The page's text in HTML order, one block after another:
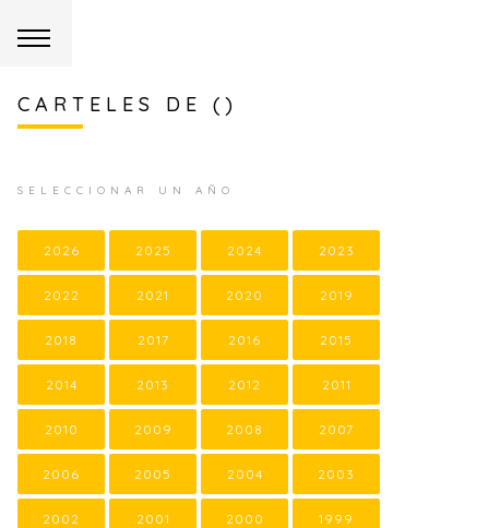
CARTELES DE ()
SELECCIONAR UN AÑO
2026 2025 2024 2023
2022 2021 2020 2019
2018 2017 2016 2015
2014 2013 2012 2011
2010 2009 2008 2007
2006 2005 2004 2003
2002 2001 2000 1999